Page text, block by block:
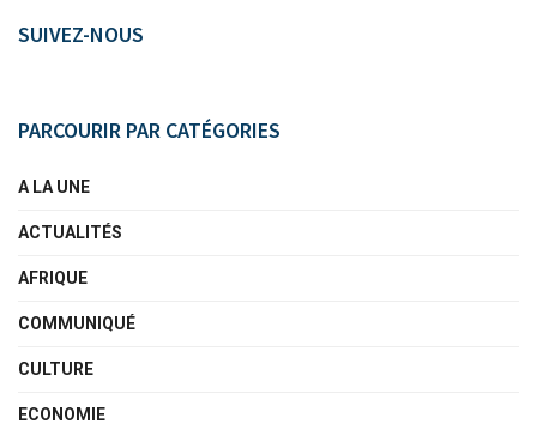
SUIVEZ-NOUS
PARCOURIR PAR CATÉGORIES
A LA UNE
ACTUALITÉS
AFRIQUE
COMMUNIQUÉ
CULTURE
ECONOMIE